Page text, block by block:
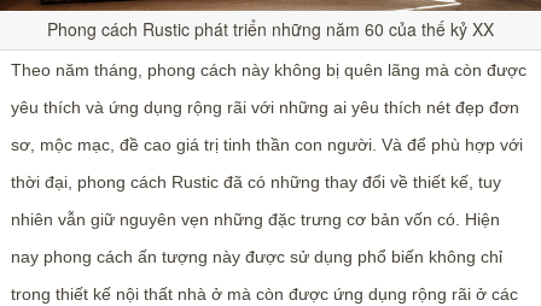
Phong cách Rustic phát triển những năm 60 của thế kỷ XX
Theo năm tháng, phong cách này không bị quên lãng mà còn được
yêu thích và ứng dụng rộng rãi với những ai yêu thích nét đẹp đơn
sơ, mộc mạc, đề cao giá trị tinh thần con người. Và để phù hợp với
thời đại, phong cách Rustic đã có những thay đổi về thiết kế, tuy
nhiên vẫn giữ nguyên vẹn những đặc trưng cơ bản vốn có. Hiện
nay phong cách ấn tượng này được sử dụng phổ biến không chỉ
trong thiết kế nội thất nhà ở mà còn được ứng dụng rộng rãi ở các